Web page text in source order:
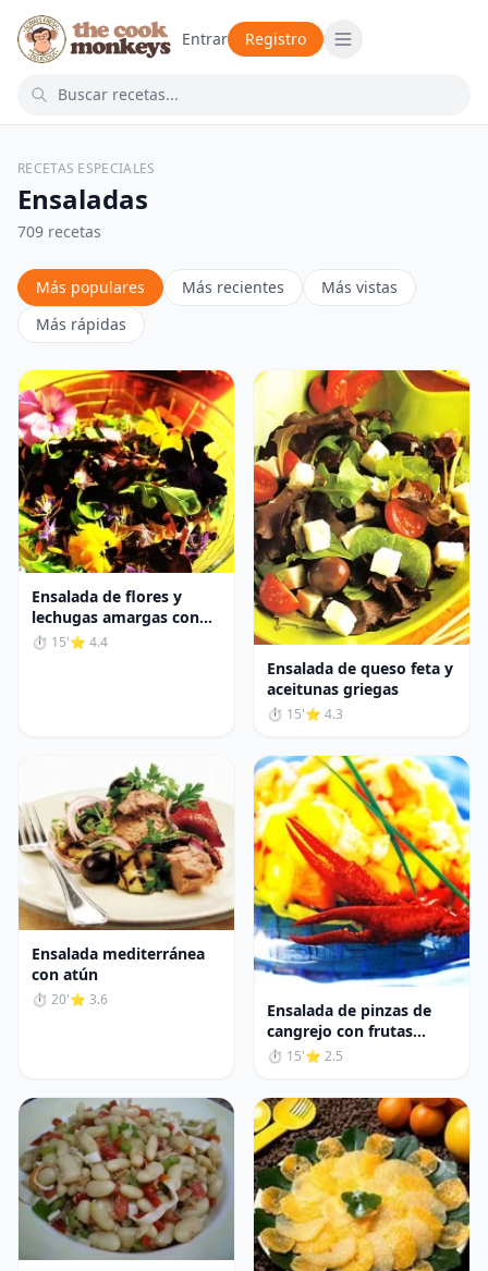
Entrar Registro
RECETAS ESPECIALES
Ensaladas
709 recetas
Más populares Más recientes
Más vistas
Más rápidas
Ensalada de flores y
lechugas amargas con
vinagreta de Módena
⏱ 15'⭐ 4.4
Ensalada de queso feta y
aceitunas griegas
⏱ 15'⭐ 4.3
Ensalada mediterránea
con atún
⏱ 20'⭐ 3.6
Ensalada de pinzas de
cangrejo con frutas
tropicales y salsa rosa
⏱ 15'⭐ 2.5